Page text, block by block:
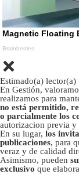
Estimado(a) lector(a)
En Gestión,
realizamos para
no está permitido,
o parcialmente los
autorizacion previa y
En su lugar, los
publicaciones, para
veraz y de calidad
Asimismo, pueden
exclusivo que